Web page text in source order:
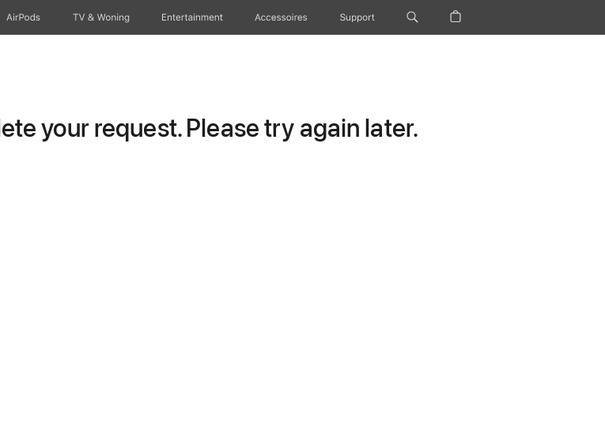
AirPods TV & Woning Entertainment Accessoires Support
your request. Please try again later.